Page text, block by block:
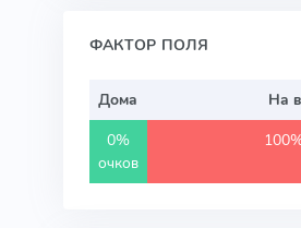
ФАКТОР ПОЛЯ
Дома
На
0%
очков